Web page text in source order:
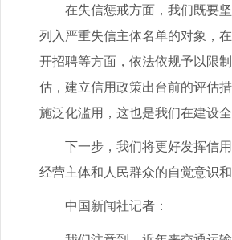
在失信惩戒方面，我们既要坚
列入严重失信主体名单的对象，
开招聘等方面，依法依规予以限
估，建立信用政策出台前的评估
施泛化滥用，这也是我们在建设
下一步，我们将更好发挥信用
经营主体和人民群众的自觉意识和
中国新闻社记者：